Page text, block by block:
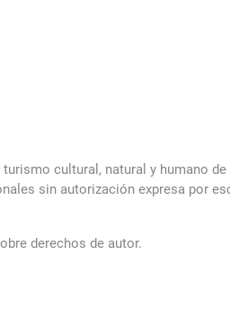
cultural, natural y humano
sin autorización expresa por
derechos de autor.